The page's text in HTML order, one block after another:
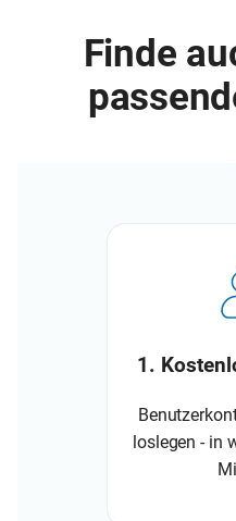
Finde
1.
loslegen - in